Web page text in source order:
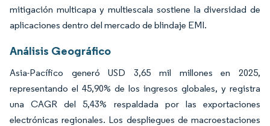
mitigación multicapa y multiescala sostiene la diversidad de
aplicaciones dentro del mercado de blindaje EMI.
Análisis Geográfico
Asia-Pacífico generó USD 3,65 mil millones en 2025,
representando el 45,90% de los ingresos globales, y registra
una CAGR del 5,43% respaldada por las exportaciones
electrónicas regionales. Los despliegues de macroestaciones